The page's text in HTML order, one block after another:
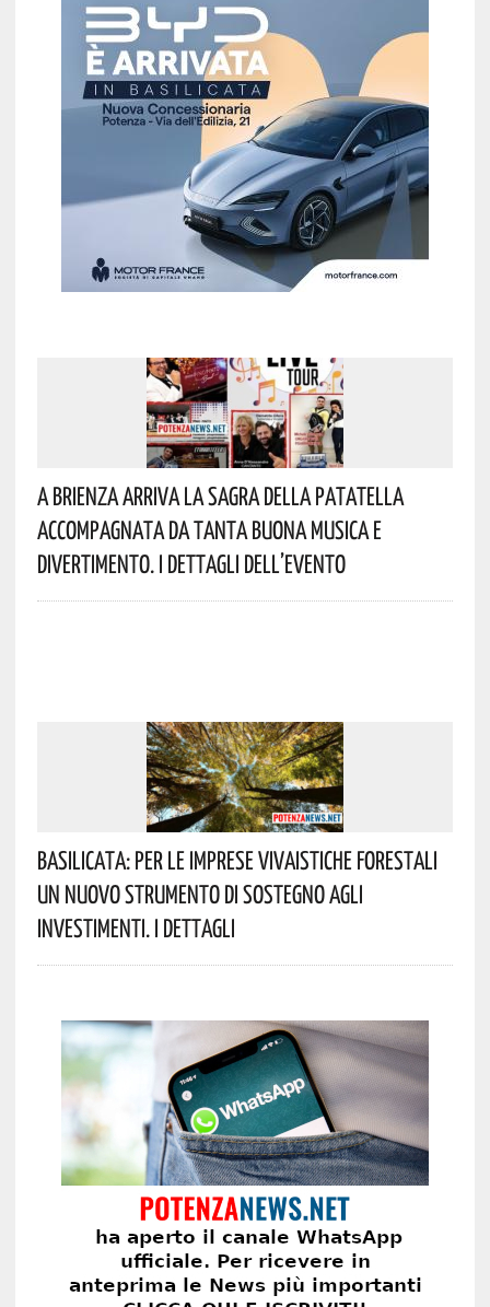
A Brienza Arriva La Sagra Della Patatella
Accompagnata Da Tanta Buona Musica E
Divertimento. I Dettagli Dell’evento
Basilicata: Per Le Imprese Vivaistiche Forestali
Un Nuovo Strumento Di Sostegno Agli
Investimenti. I Dettagli